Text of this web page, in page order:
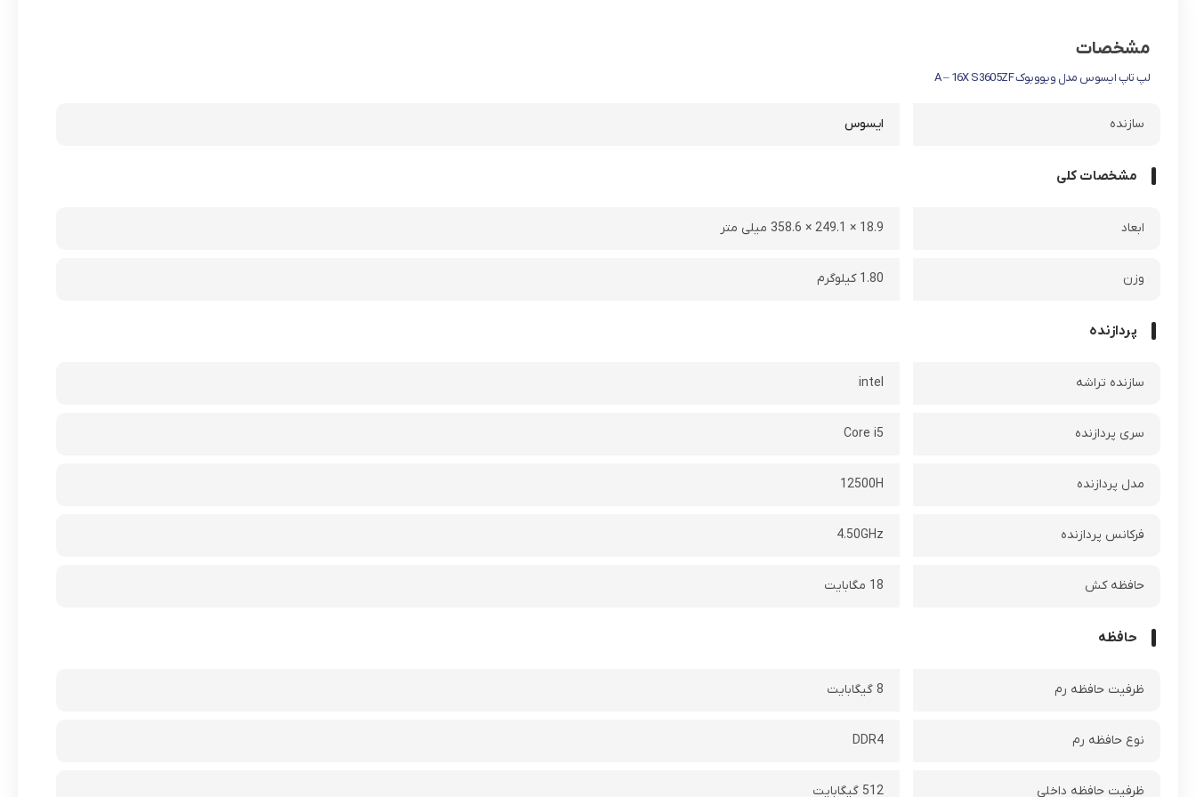
مشخصات
لپ تاپ ایسوس مدل ویووبوک A – 16X S3605ZF
سازنده ایسوس
مشخصات کلی
ابعاد 18.9 × 249.1 × 358.6 میلی متر
وزن 1.80 کیلوگرم
پردازنده
سازنده تراشه intel
سری پردازنده Core i5
مدل پردازنده 12500H
فرکانس پردازنده‌ 4.50GHz
حافظه کش 18 مگابایت
حافظه
ظرفيت حافظه رم 8 گیگابایت
نوع حافظه رم DDR4
ظرفيت حافظه داخلي 512 گیگابایت